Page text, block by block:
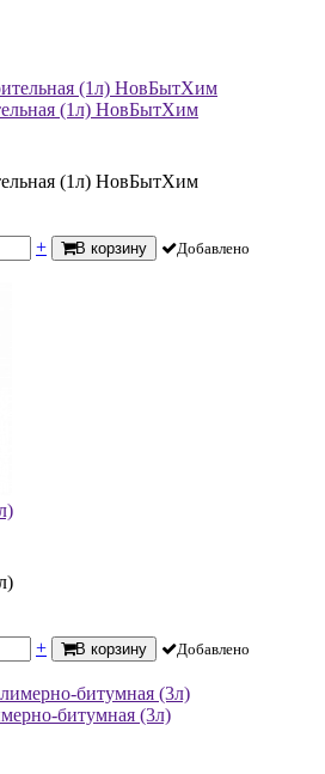
(1л) НовБытХим
(1л) НовБытХим
+ В корзину Добавлено
+ В корзину Добавлено
битумная (3л)